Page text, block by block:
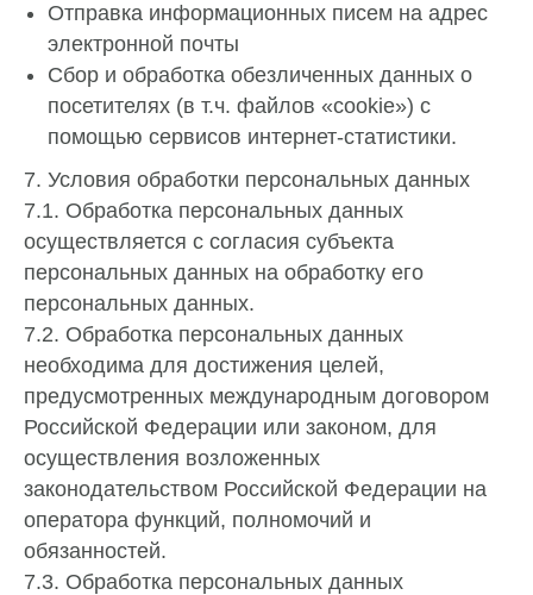
Отправка информационных писем на адрес
электронной почты
Сбор и обработка обезличенных данных о
посетителях (в т.ч. файлов «cookie») с
помощью сервисов интернет-статистики.
7. Условия обработки персональных данных
7.1. Обработка персональных данных
осуществляется с согласия субъекта
персональных данных на обработку его
персональных данных.
7.2. Обработка персональных данных
необходима для достижения целей,
предусмотренных международным договором
Российской Федерации или законом, для
осуществления возложенных
законодательством Российской Федерации на
оператора функций, полномочий и
обязанностей.
7.3. Обработка персональных данных